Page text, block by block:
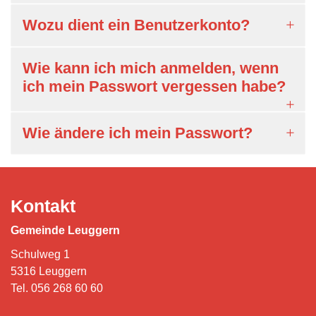
Wozu dient ein Benutzerkonto?
Wie kann ich mich anmelden, wenn
ich mein Passwort vergessen habe?
Wie ändere ich mein Passwort?
Kontakt
Gemeinde Leuggern
Schulweg 1
5316 Leuggern
Tel. 056 268 60 60